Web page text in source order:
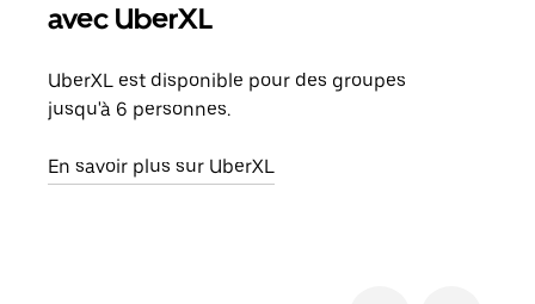
avec UberXL
UberXL est disponible pour des groupes
jusqu'à 6 personnes.
En savoir plus sur UberXL